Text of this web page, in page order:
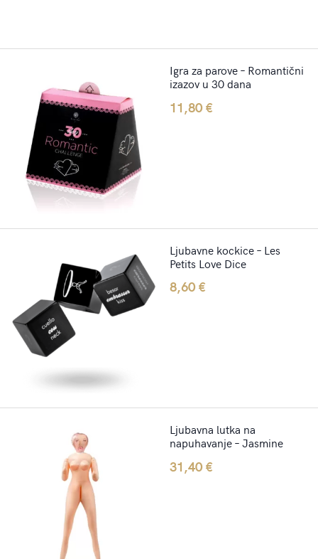
Igra za parove – Romantični
izazov u 30 dana
11,80€
Ljubavne kockice – Les
Petits Love Dice
8,60€
Ljubavna lutka na
napuhavanje – Jasmine
31,40€